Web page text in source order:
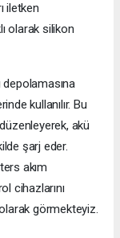
iletken
olarak silikon
kullanılır. Bu
akü
şarj eder.
akım
cihazlarını
görmekteyiz.